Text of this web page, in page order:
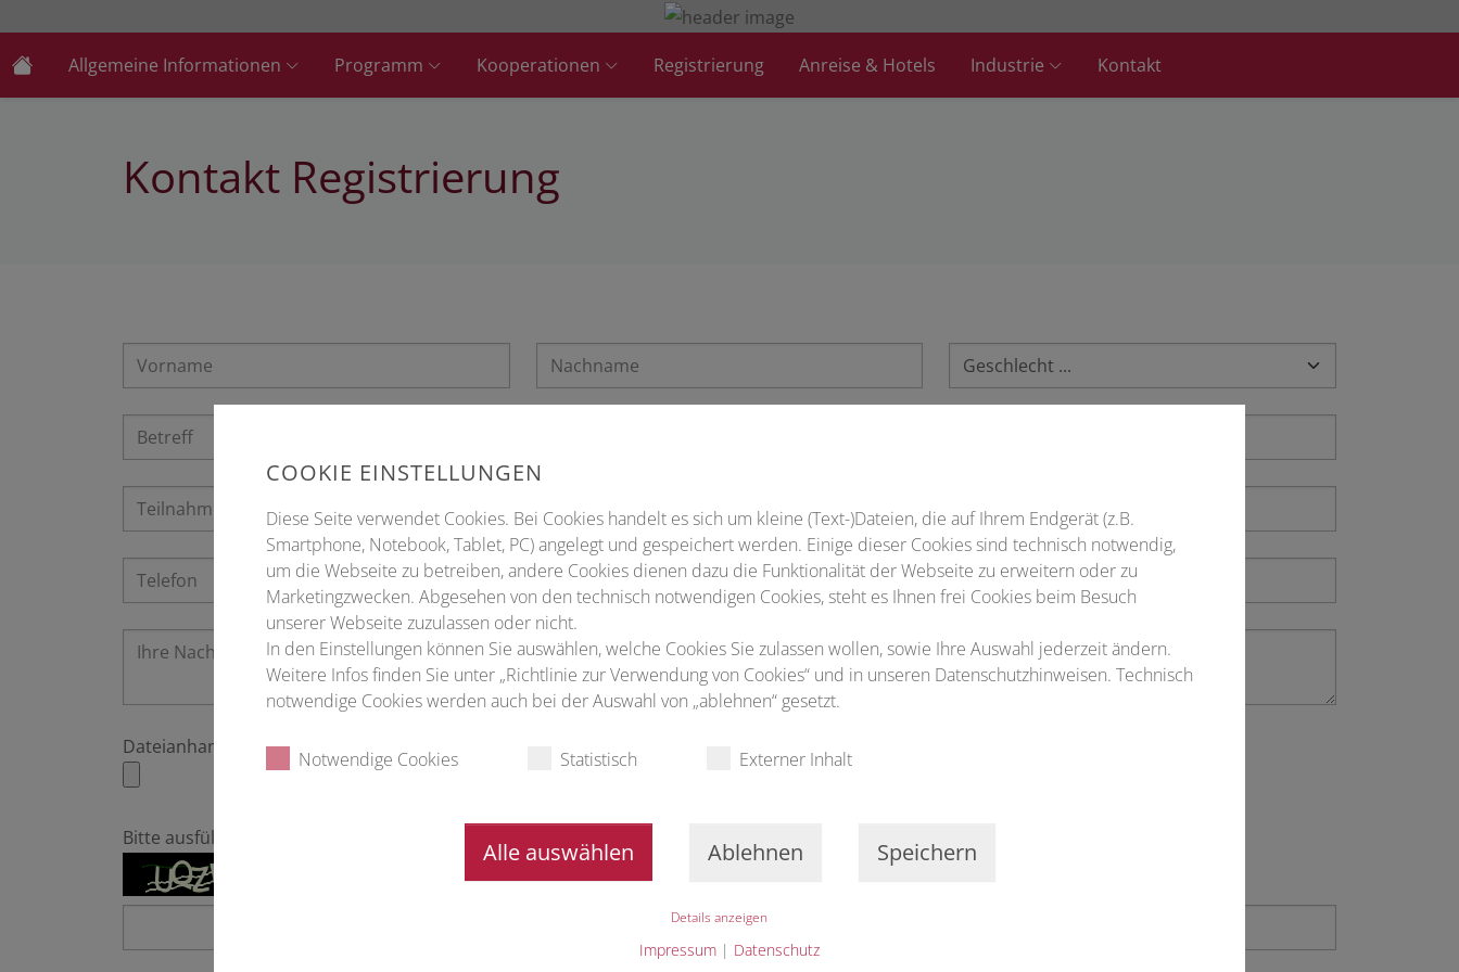
Allgemeine Informationen Programm Kooperationen Registrierung Anreise & Hotels Industrie Kontakt
Kontakt Registrierung
Dateianhang (PDF)
Bitte ausfüllen
COOKIE EINSTELLUNGEN
Diese Seite verwendet Cookies. Bei Cookies handelt es sich um kleine (Text-)Dateien, die auf Ihrem Endgerät (z.B.
Smartphone, Notebook, Tablet, PC) angelegt und gespeichert werden. Einige dieser Cookies sind technisch notwendig,
um die Webseite zu betreiben, andere Cookies dienen dazu die Funktionalität der Webseite zu erweitern oder zu
Marketingzwecken. Abgesehen von den technisch notwendigen Cookies, steht es Ihnen frei Cookies beim Besuch
unserer Webseite zuzulassen oder nicht.
In den Einstellungen können Sie auswählen, welche Cookies Sie zulassen wollen, sowie Ihre Auswahl jederzeit ändern.
Weitere Infos finden Sie unter „Richtlinie zur Verwendung von Cookies“ und in unseren Datenschutzhinweisen. Technisch
notwendige Cookies werden auch bei der Auswahl von „ablehnen“ gesetzt.
Notwendige Cookies Statistisch Externer Inhalt
Alle auswählen Ablehnen Speichern
Details anzeigen
Impressum | Datenschutz